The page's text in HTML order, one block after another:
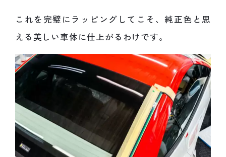
これを完璧にラッピングしてこそ、純正色と思
える美しい車体に仕上がるわけです。